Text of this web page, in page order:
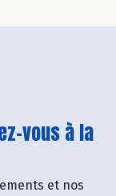
vous à la
et nos